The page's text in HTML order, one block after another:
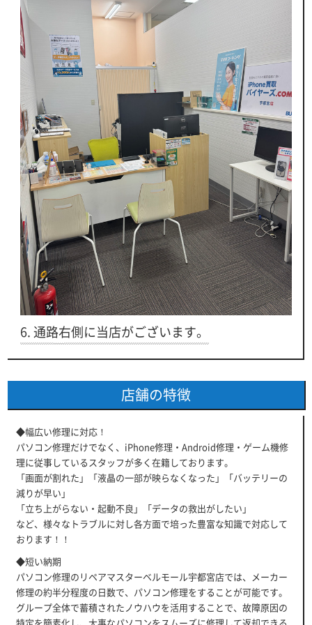
6. 通路右側に当店がございます。
店舗の特徴
◆幅広い修理に対応！
パソコン修理だけでなく、iPhone修理・Android修理・ゲーム機修
理に従事しているスタッフが多く在籍しております。
「画面が割れた」「液晶の一部が映らなくなった」「バッテリーの
減りが早い」
「立ち上がらない・起動不良」「データの救出がしたい」
など、様々なトラブルに対し各方面で培った豊富な知識で対応して
おります！！
◆短い納期
パソコン修理のリペアマスターベルモール宇都宮店では、メーカー
修理の約半分程度の日数で、パソコン修理をすることが可能です。
グループ全体で蓄積されたノウハウを活用することで、故障原因の